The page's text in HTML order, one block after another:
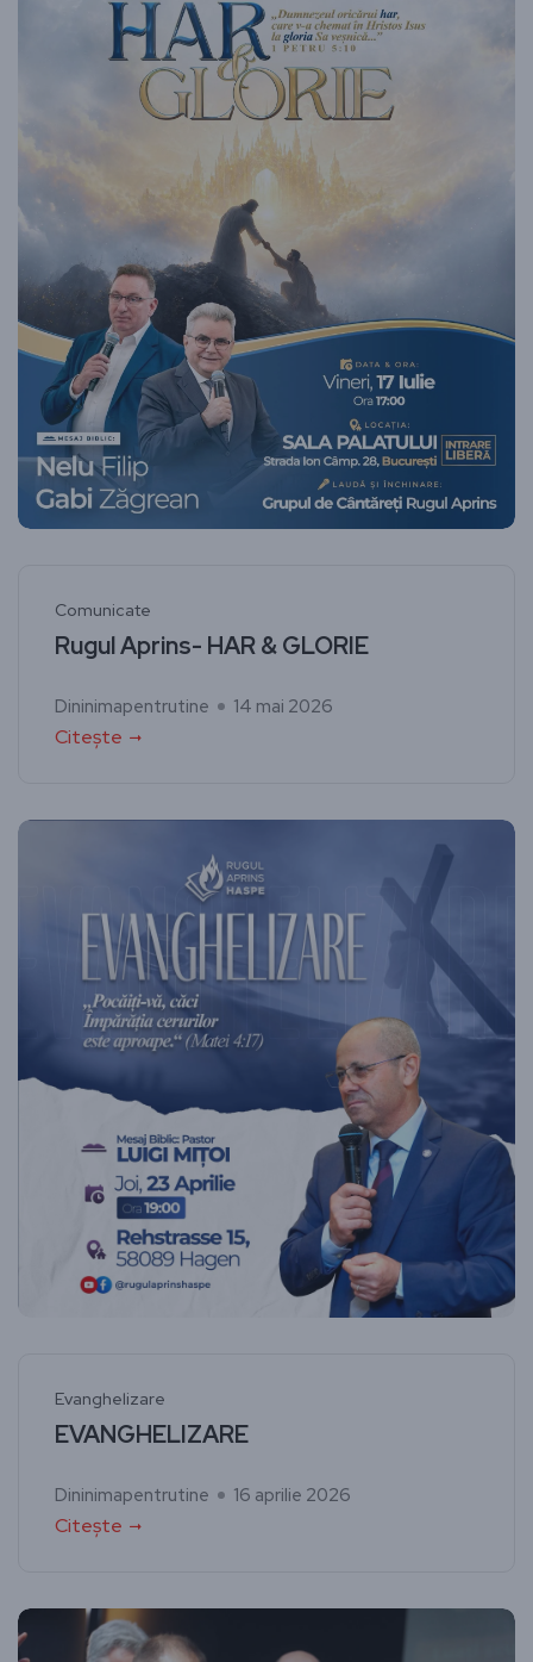
Comunicate
Rugul Aprins- HAR & GLORIE
Dininimapentrutine 14 mai 2026
Citește
Evanghelizare
EVANGHELIZARE
Dininimapentrutine 16 aprilie 2026
Citește